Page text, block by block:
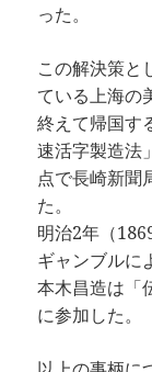
った。
この解決策と
ている上海の
終えて帰国す
速活字製造法
点で長崎新聞
た。
明治2年（
ギャンブルに
本木昌造は「
に参加した。